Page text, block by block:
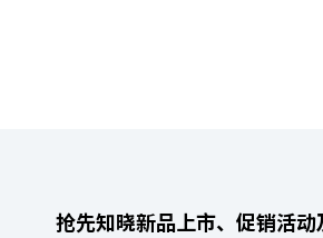
抢先知晓新品上市、促销活动